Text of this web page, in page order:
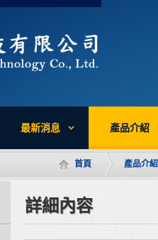
最新消息 產品介紹
首頁 產品介紹
詳細內容